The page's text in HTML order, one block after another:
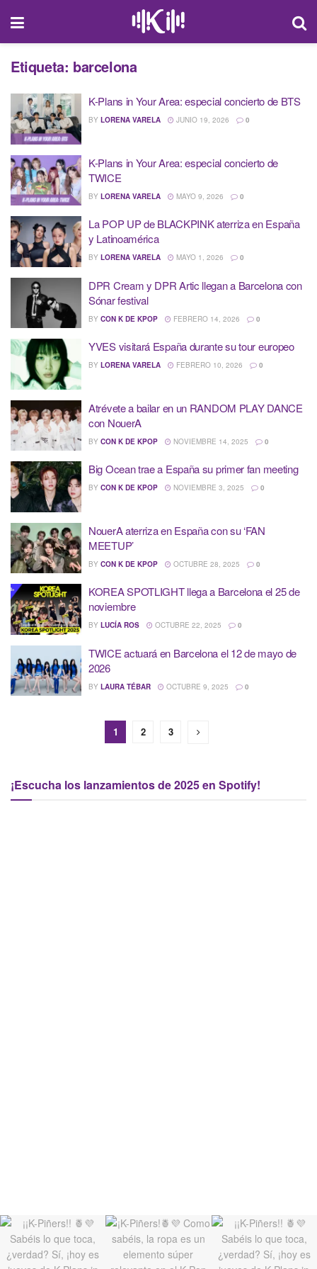
Etiqueta: barcelona
K-Plans in Your Area: especial concierto de BTS
BY LORENA VARELA JUNIO 19, 2026 0
K-Plans in Your Area: especial concierto de
TWICE
BY LORENA VARELA MAYO 9, 2026 0
La POP UP de BLACKPINK aterriza en España
y Latinoamérica
BY LORENA VARELA MAYO 1, 2026 0
DPR Cream y DPR Artic llegan a Barcelona con
Sónar festival
BY CON K DE KPOP FEBRERO 14, 2026 0
YVES visitará España durante su tour europeo
BY LORENA VARELA FEBRERO 10, 2026 0
Atrévete a bailar en un RANDOM PLAY DANCE
con NouerA
BY CON K DE KPOP NOVIEMBRE 14, 2025 0
Big Ocean trae a España su primer fan meeting
BY CON K DE KPOP NOVIEMBRE 3, 2025 0
NouerA aterriza en España con su ‘FAN
MEETUP’
BY CON K DE KPOP OCTUBRE 28, 2025 0
KOREA SPOTLIGHT llega a Barcelona el 25 de
noviembre
BY LUCÍA ROS OCTUBRE 22, 2025 0
TWICE actuará en Barcelona el 12 de mayo de
2026
BY LAURA TÉBAR OCTUBRE 9, 2025 0
1 2 3
¡Escucha los lanzamientos de 2025 en Spotify!